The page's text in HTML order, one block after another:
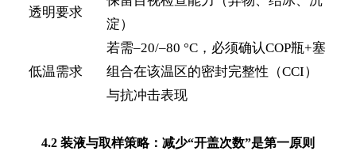
透明要求
淀）
低温需求
若需–20/–80 °C，必须确认COP瓶+塞
组合在该温区的密封完整性（CCI）
与抗冲击表现
4.2 装液与取样策略：减少“开盖次数”是第一原则